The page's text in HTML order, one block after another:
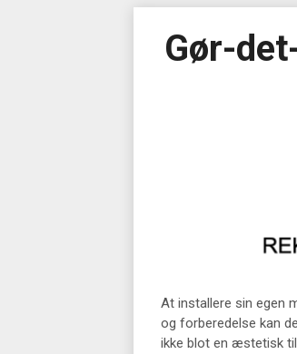
Gør-
At installere sin egen
og forberedelse kan
ikke blot en æstetisk